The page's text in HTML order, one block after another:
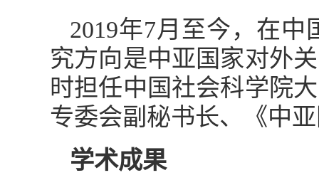
2019年7月至今，在
究方向是中亚国家对外
时担任中国社会科学院
专委会副秘书长、《中
学术成果